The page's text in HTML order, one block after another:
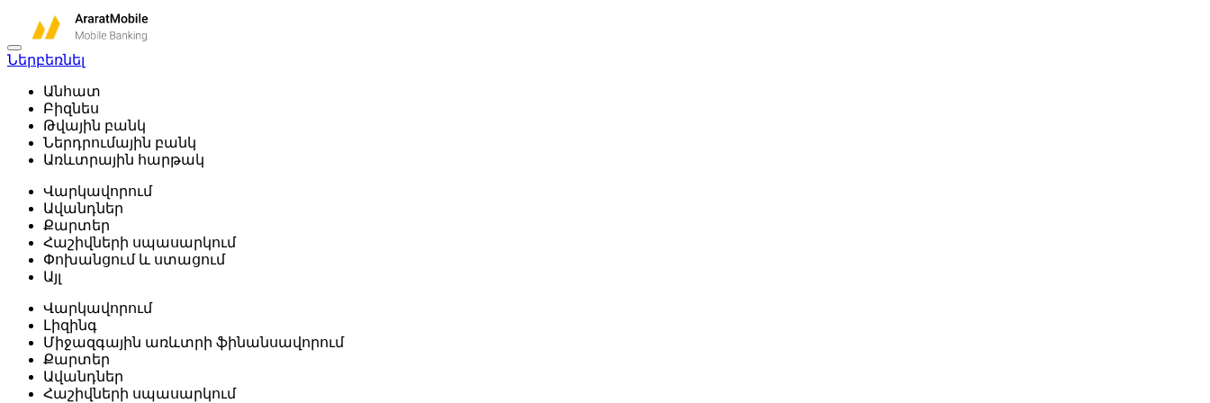
Ներբեռնել
Անհատ
Բիզնես
Թվային բանկ
Ներդրումային բանկ
Առևտրային հարթակ
Վարկավորում
Ավանդներ
Քարտեր
Հաշիվների սպասարկում
Փոխանցում և ստացում
Այլ
Վարկավորում
Լիզինգ
Միջազգային առևտրի ֆինանսավորում
Քարտեր
Ավանդներ
Հաշիվների սպասարկում